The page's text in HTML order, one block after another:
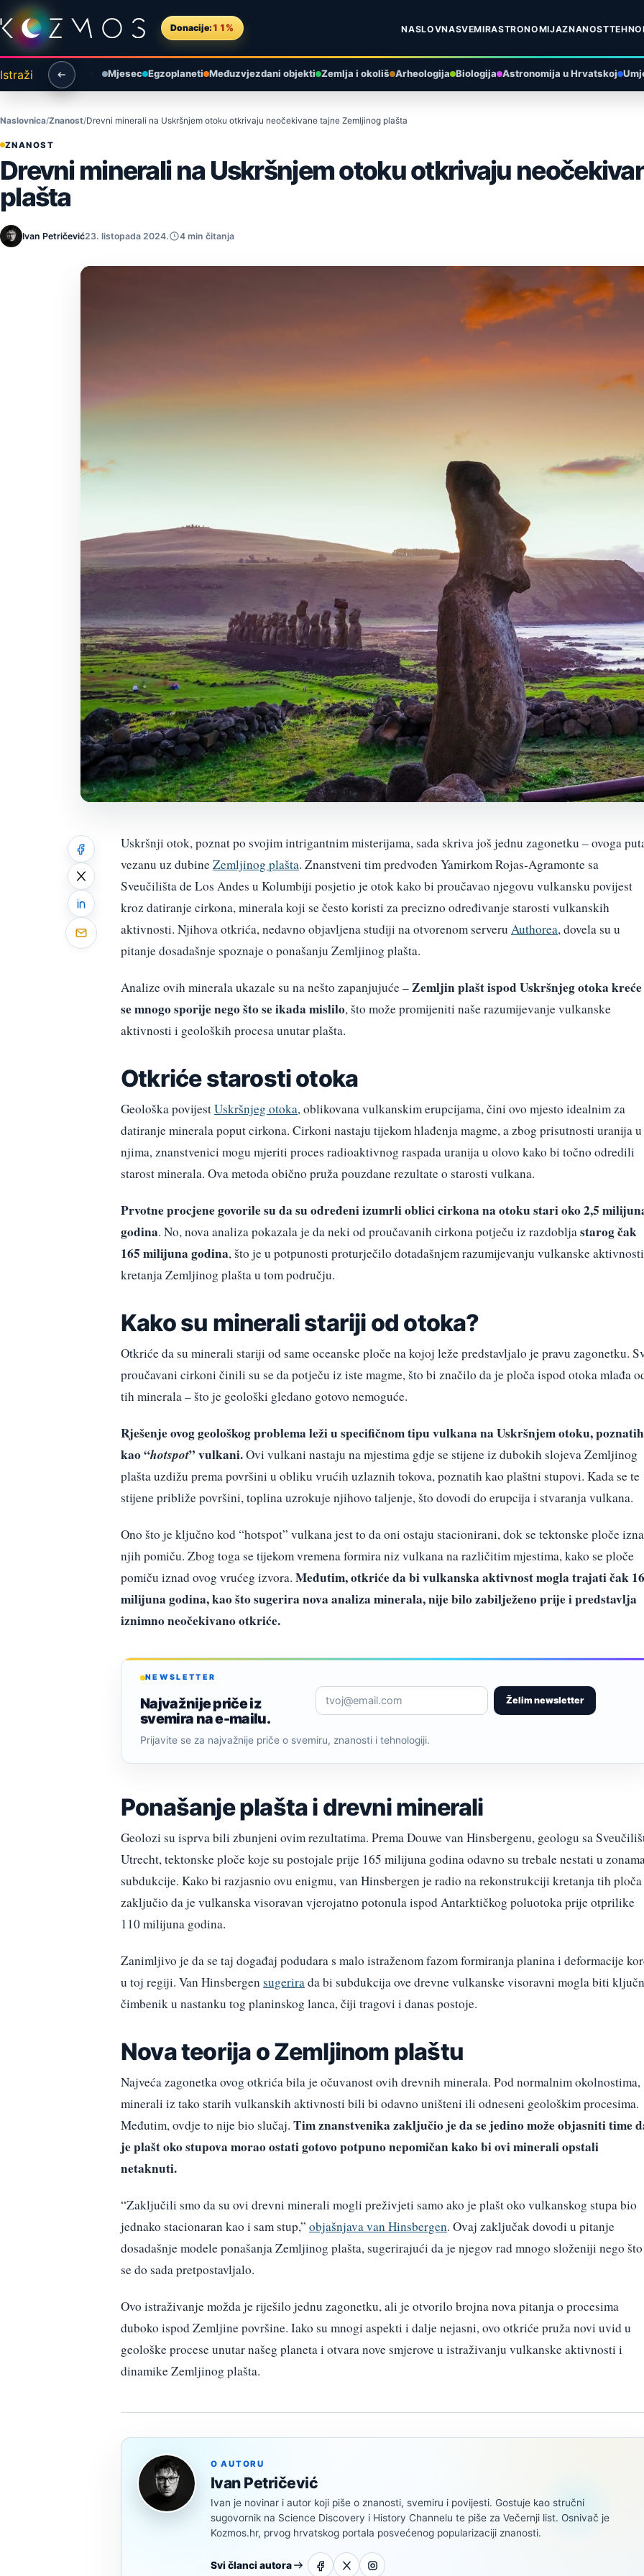
Preskoči na sadržaj
Donacije: 11% NASLOVNASVEMIRASTRONOMIJAZNANOST
Istraži Mjesec Egzoplaneti Međuzvjezdani objekti Zemlja i okoliš Arheologija Biologija Astronomija u Hrvatskoj
Naslovnica Znanost Drevni minerali na Uskršnjem otoku otkrivaju neočekivane tajne Zemljinog plašta
ZNANOST
Drevni minerali na Uskršnjem otoku otkrivaju
plašta
Ivan Petričević23. listopada 2024. 4 min čitanja
Uskršnji otok, poznat po svojim intrigantnim misterijama, sada skriva još jednu zagonetku – ovoga
vezanu uz dubineZemljinog plašta. Znanstveni tim predvođen Yamirkom Rojas-Agramonte sa
Sveučilišta de Los Andes u Kolumbiji posjetio je otok kako bi proučavao njegovu vulkansku povijest
kroz datiranje cirkona, minerala koji se često koristi za precizno određivanje starosti vulkanskih
aktivnosti. Njihova otkrića, nedavno objavljena studiji na otvorenom serveru Authorea, dovela su u
pitanje dosadašnje spoznaje o ponašanju Zemljinog plašta.
Analize ovih minerala ukazale su na nešto zapanjujuće –Zemljin plašt ispod Uskršnjeg otoka kreće
se mnogo sporije nego što se ikada mislilo, što može promijeniti naše razumijevanje vulkanske
aktivnosti i geoloških procesa unutar plašta.
Otkriće starosti otoka
Geološka povijestUskršnjeg otoka, oblikovana vulkanskim erupcijama, čini ovo mjesto idealnim za
datiranje minerala poput cirkona. Cirkoni nastaju tijekom hlađenja magme, a zbog prisutnosti uranija u
njima, znanstvenici mogu mjeriti proces radioaktivnog raspada uranija u olovo kako bi točno odredili
starost minerala. Ova metoda obično pruža pouzdane rezultate o starosti vulkana.
Prvotne procjene govorile su da su određeni izumrli oblici cirkona na otoku stari oko 2,5
godina. No, nova analiza pokazala je da neki od proučavanih cirkona potječu iz razdobljastarog čak
165 milijuna godina, što je u potpunosti proturječilo dotadašnjem razumijevanju vulkanske
kretanja Zemljinog plašta u tom području.
Kako su minerali stariji od otoka?
Otkriće da su minerali stariji od same oceanske ploče na kojoj leže predstavljalo je pravu zagonetku.
proučavani cirkoni činili su se da potječu iz iste magme, što bi značilo da je ploča ispod otoka mlađa
tih minerala – što je geološki gledano gotovo nemoguće.
Rješenje ovog geološkog problema leži u specifičnom tipu vulkana na Uskršnjem otoku, poznatih
kao “hotspot” vulkani.Ovi vulkani nastaju na mjestima gdje se stijene iz dubokih slojeva Zemljinog
plašta uzdižu prema površini u obliku vrućih uzlaznih tokova, poznatih kao plaštni stupovi. Kada se te
stijene približe površini, toplina uzrokuje njihovo taljenje, što dovodi do erupcija i stvaranja vulkana.
Ono što je ključno kod “hotspot” vulkana jest to da oni ostaju stacionirani, dok se tektonske ploče
njih pomiču. Zbog toga se tijekom vremena formira niz vulkana na različitim mjestima, kako se ploče
pomiču iznad ovog vrućeg izvora. Međutim, otkriće da bi vulkanska aktivnost mogla trajati čak
milijuna godina, kao što sugerira nova analiza minerala, nije bilo zabilježeno prije i predstavlja
iznimno neočekivano otkriće.
NEWSLETTER
Najvažnije priče iz
svemira na e-mailu.
Želim newsletter
Prijavite se za najvažnije priče o svemiru, znanosti i tehnologiji.
Ponašanje plašta i drevni minerali
Geolozi su isprva bili zbunjeni ovim rezultatima. Prema Douwe van Hinsbergenu, geologu sa
Utrecht, tektonske ploče koje su postojale prije 165 milijuna godina odavno su trebale nestati u
subdukcije. Kako bi razjasnio ovu enigmu, van Hinsbergen je radio na rekonstrukciji kretanja tih
zaključio da je vulkanska visoravan vjerojatno potonula ispod Antarktičkog poluotoka prije otprilike
110 milijuna godina.
Zanimljivo je da se taj događaj podudara s malo istraženom fazom formiranja planina i deformacije
u toj regiji. Van Hinsbergensugerirada bi subdukcija ove drevne vulkanske visoravni mogla biti
čimbenik u nastanku tog planinskog lanca, čiji tragovi i danas postoje.
Nova teorija o Zemljinom plaštu
Najveća zagonetka ovog otkrića bila je očuvanost ovih drevnih minerala. Pod normalnim okolnostima,
minerali iz tako starih vulkanskih aktivnosti bili bi odavno uništeni ili odneseni geološkim procesima.
Međutim, ovdje to nije bio slučaj. Tim znanstvenika zaključio je da se jedino može objasniti time
je plašt oko stupova morao ostati gotovo potpuno nepomičan kako bi ovi minerali opstali
netaknuti.
“Zaključili smo da su ovi drevni minerali mogli preživjeti samo ako je plašt oko vulkanskog stupa bio
jednako stacionaran kao i sam stup,” objašnjava van Hinsbergen. Ovaj zaključak dovodi u pitanje
dosadašnje modele ponašanja Zemljinog plašta, sugerirajući da je njegov rad mnogo složeniji nego što
se do sada pretpostavljalo.
Ovo istraživanje možda je riješilo jednu zagonetku, ali je otvorilo brojna nova pitanja o procesima
duboko ispod Zemljine površine. Iako su mnogi aspekti i dalje nejasni, ovo otkriće pruža novi uvid u
geološke procese unutar našeg planeta i otvara nove smjerove u istraživanju vulkanske aktivnosti i
dinamike Zemljinog plašta.
O AUTORU
Ivan Petričević
Ivan je novinar i autor koji piše o znanosti, svemiru i povijesti. Gostuje kao stručni
sugovornik na Science Discovery i History Channelu te piše za Večernji list. Osnivač je
Kozmos.hr, prvog hrvatskog portala posvećenog popularizaciji znanosti.
Svi članci autora